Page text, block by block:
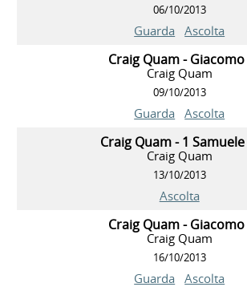
06/10/2013
Guarda Ascolta
Craig Quam - Giacomo
Craig Quam
09/10/2013
Guarda Ascolta
Craig Quam - 1 Samuele
Craig Quam
13/10/2013
Ascolta
Craig Quam - Giacomo
Craig Quam
16/10/2013
Guarda Ascolta